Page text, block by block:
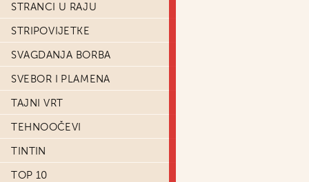
STRANCI U RAJU
STRIPOVIJETKE
SVAGDANJA BORBA
SVEBOR I PLAMENA
TAJNI VRT
TEHNOOČEVI
TINTIN
TOP 10